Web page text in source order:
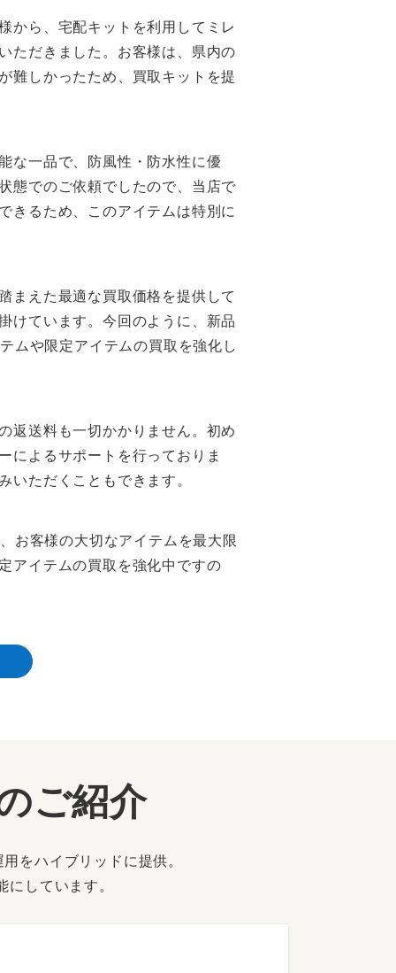
から、宅配キットを利用してミレ
ただきました。お客様は、県内の
難しかったため、買取キットを提
な一品で、防風性・防水性に優
態でのご依頼でしたので、当店で
きるため、このアイテムは特別に
まえた最適な買取価格を提供して
けています。今回のように、新品
ムや限定アイテムの買取を強化し
返送料も一切かかりません。初め
によるサポートを行っておりま
ただくこともできます。
お客様の大切なアイテムを最大限
アイテムの買取を強化中ですの
ご紹介
をハイブリッドに提供。
しています。